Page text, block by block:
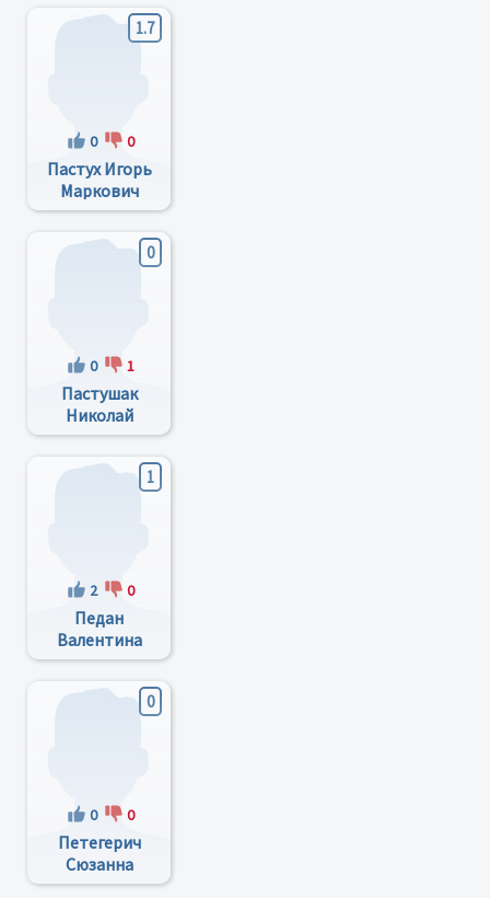
1.7
0 0
Пастух Игорь
Маркович
0
0 1
Пастушак
Николай
Онуфриевич
1
2 0
Педан
Валентина
Николаевна
0
0 0
Петегерич
Сюзанна
Владимировна